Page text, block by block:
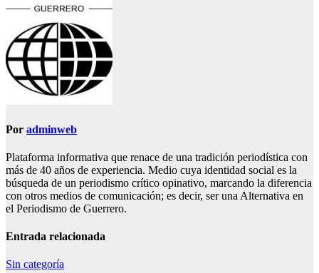
entradas
Por adminweb
Plataforma informativa que renace de una tradición periodística con
más de 40 años de experiencia. Medio cuya identidad social es la
búsqueda de un periodismo crítico opinativo, marcando la diferencia
con otros medios de comunicación; es decir, ser una Alternativa en
el Periodismo de Guerrero.
Entrada relacionada
Sin categoría